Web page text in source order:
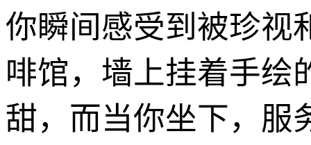
你瞬间感受到被珍视
啡馆，墙上挂着手绘
甜，而当你坐下，服